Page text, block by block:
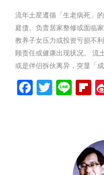
流年土星遵循「生老病死」
庭债、负责居家整修或面临
教养子女压力或投资亏损不
顾责任或健康出现状况。 流
或是伴侣拆伙离异，突显「
Line